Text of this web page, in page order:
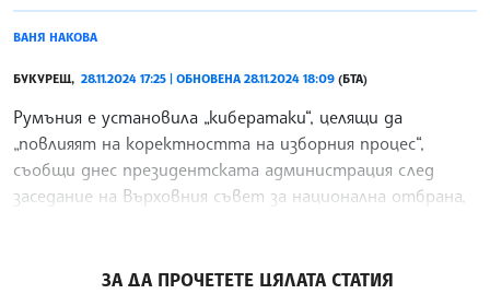
ВАНЯ НАКОВА
БУКУРЕЩ, 28.11.2024 17:25 | ОБНОВЕНА 28.11.2024 18:09 (БТА)
Румъния е установила „кибератаки“, целящи да
„повлияят на коректността на изборния процес“,
съобщи днес президентската администрация след
заседание на Върховния съвет за национална отбрана,
ЗА ДА ПРОЧЕТЕТЕ ЦЯЛАТА СТАТИЯ